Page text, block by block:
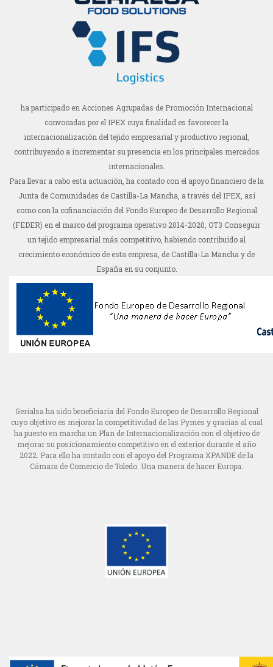
ha participado en Acciones Agrupadas de Promoción Internacional
convocadas por el IPEX cuya finalidad es favorecer la
internacionalización del tejido empresarial y productivo regional,
contribuyendo a incrementar su presencia en los principales mercados
internacionales.
Para llevar a cabo esta actuación, ha contado con el apoyo financiero de la
Junta de Comunidades de Castilla-La Mancha, a través del IPEX, así
como con la cofinanciación del Fondo Europeo de Desarrollo Regional
(FEDER) en el marco del programa operativo 2014-2020, OT3 Conseguir
un tejido empresarial más competitivo, habiendo contribuido al
crecimiento económico de esta empresa, de Castilla-La Mancha y de
España en su conjunto.
Gerialsa ha sido beneficiaria del Fondo Europeo de Desarrollo Regional
cuyo objetivo es mejorar la competitividad de las Pymes y gracias al cual
ha puesto en marcha un Plan de Internacionalización con el objetivo de
mejorar su posicionamiento competitivo en el exterior durante el año
2022. Para ello ha contado con el apoyo del Programa XPANDE de la
Cámara de Comercio de Toledo. Una manera de hacer Europa.